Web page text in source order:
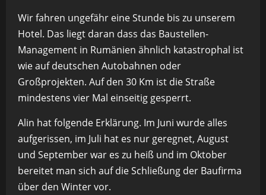
Wir fahren ungefähr eine Stunde bis zu unserem
Hotel. Das liegt daran dass das Baustellen-
Management in Rumänien ähnlich katastrophal ist
wie auf deutschen Autobahnen oder
Großprojekten. Auf den 30 Km ist die Straße
mindestens vier Mal einseitig gesperrt.
Alin hat folgende Erklärung. Im Juni wurde alles
aufgerissen, im Juli hat es nur geregnet, August
und September war es zu heiß und im Oktober
bereitet man sich auf die Schließung der Baufirma
über den Winter vor.